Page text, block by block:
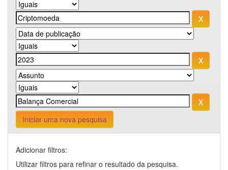
Iniciar uma nova pesquisa
Adicionar filtros:
Utilizar filtros para refinar o resultado da pesquisa.